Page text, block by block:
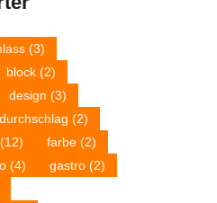
(3)
block (2)
design (3)
durchschlag (2)
(12) farbe (2)
(4) gastro (2)